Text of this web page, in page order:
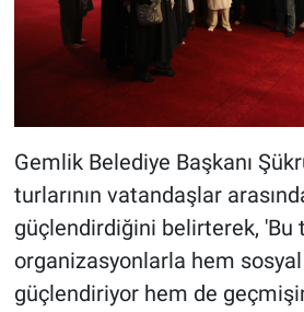
Gemlik Belediye Başkanı
turlarının vatandaşlar
güçlendirdiğini belirterek, 'Bu
organizasyonlarla hem sosyal
güçlendiriyor hem de